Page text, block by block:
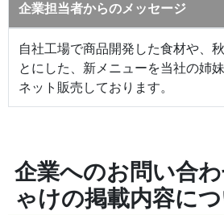
企業担当者からのメッセージ
自社工場で商品開発した食材や、
とにした、新メニューを当社の姉
ネット販売しております。
企業へのお問い合
ゃけの掲載内容につ